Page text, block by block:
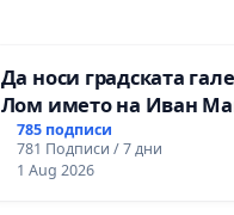
Да носи градската
Лом името на Иван
785 подписи
781 Подписи / 7 дни
1 Aug 2026